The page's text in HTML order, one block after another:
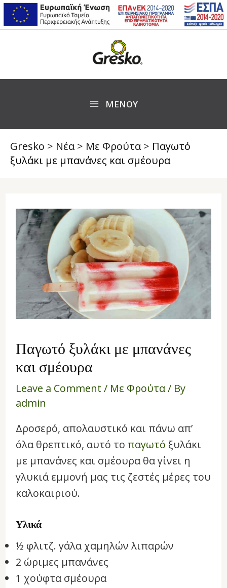
Skip
to
MAIN
MENU
ΜΕΝΟΥ
Gresko > Νέα> Με Φρούτα> Παγωτό
ξυλάκι με μπανάνες και σμέουρα
Παγωτό ξυλάκι με μπανάνες
και σμέουρα
Leave a Comment / Με Φρούτα/ By
admin
Δροσερό, απολαυστικό και πάνω απ’
όλα θρεπτικό, αυτό το παγωτό ξυλάκι
με μπανάνες και σμέουρα θα γίνει η
γλυκιά εμμονή μας τις ζεστές μέρες του
καλοκαιριού.
Υλικά
½ φλιτζ. γάλα χαμηλών λιπαρών
2 ώριμες μπανάνες
1 χούφτα σμέουρα
Post
navigation
S
e